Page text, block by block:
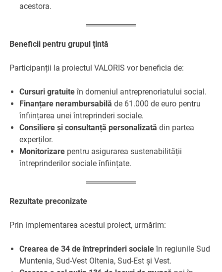
acestora.
Beneficii pentru grupul țintă
Participanții la proiectul VALORIS vor beneficia de:
Cursuri gratuite în domeniul antreprenoriatului social.
Finanțare nerambursabilă de 61.000 de euro pentru
înființarea unei întreprinderi sociale.
Consiliere și consultanță personalizată din partea
experților.
Monitorizare pentru asigurarea sustenabilității
întreprinderilor sociale înființate.
Rezultate preconizate
Prin implementarea acestui proiect, urmărim:
Crearea de 34 de întreprinderi sociale în regiunile Sud
Muntenia, Sud-Vest Oltenia, Sud-Est și Vest.